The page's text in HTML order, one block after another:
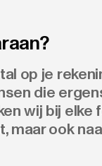
op je
die
wij bij elke
maar ook